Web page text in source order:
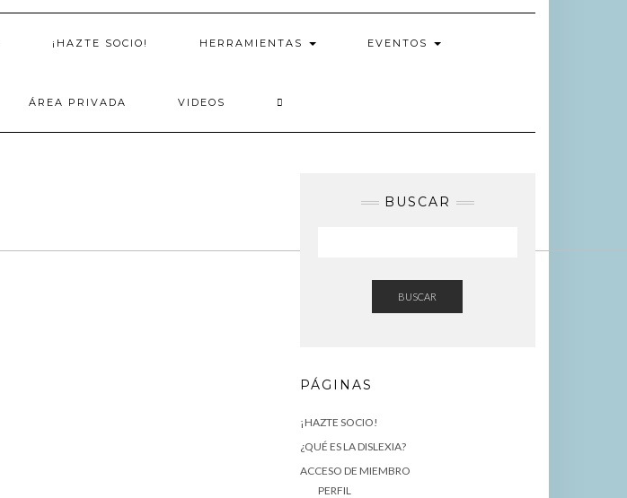
¡HAZTE SOCIO! HERRAMIENTAS EVENTOS
ÁREA PRIVADA VIDEOS
BUSCAR
BUSCAR
PÁGINAS
¡HAZTE SOCIO!
¿QUÉ ES LA DISLEXIA?
ACCESO DE MIEMBRO
PERFIL